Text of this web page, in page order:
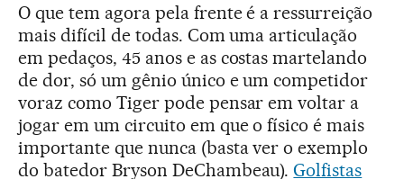
O que tem agora pela frente é a ressurreição
mais difícil de todas. Com uma articulação
em pedaços, 45 anos e as costas martelando
de dor, só um gênio único e um competidor
voraz como Tiger pode pensar em voltar a
jogar em um circuito em que o físico é mais
importante que nunca (basta ver o exemplo
do batedor Bryson DeChambeau).Golfistas